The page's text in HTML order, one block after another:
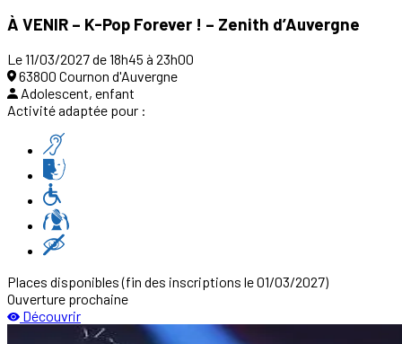
À VENIR – K-Pop Forever ! – Zenith d’Auvergne
Le 11/03/2027 de 18h45 à 23h00
63800 Cournon d'Auvergne
Adolescent, enfant
Activité adaptée pour :
Places disponibles(fin des inscriptions le 01/03/2027)
Ouverture prochaine
Découvrir